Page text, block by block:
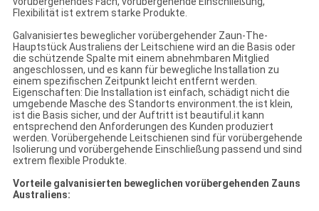
Flexibilität ist extrem starke Produkte.
Galvanisiertes beweglicher vorübergehender Zaun-The-
Hauptstück Australiens der Leitschiene wird an die Basis oder
die schützende Spalte mit einem abnehmbaren Mitglied
angeschlossen, und es kann für bewegliche Installation zu
einem spezifischen Zeitpunkt leicht entfernt werden.
Eigenschaften: Die Installation ist einfach, schädigt nicht die
umgebende Masche des Standorts environment.the ist klein,
ist die Basis sicher, und der Auftritt ist beautiful.it kann
entsprechend den Anforderungen des Kunden produziert
werden. Vorübergehende Leitschienen sind für vorübergehende
Isolierung und vorübergehende Einschließung passend und sind
extrem flexible Produkte.
Vorteile galvanisierten beweglichen vorübergehenden Zauns
Australiens: